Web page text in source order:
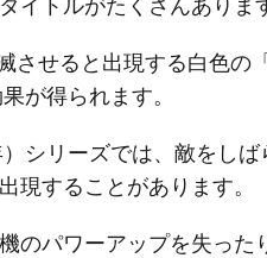
イトルがたくさんありま
させると出現する白色の
が得られます。
シリーズでは、敵をし
現することがあります。
のパワーアップを失った